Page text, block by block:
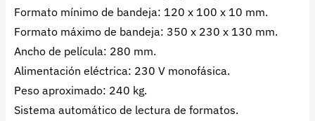
Formato mínimo de bandeja: 120 x 100 x 10 mm.
Formato máximo de bandeja: 350 x 230 x 130 mm.
Ancho de película: 280 mm.
Alimentación eléctrica: 230 V monofásica.
Peso aproximado: 240 kg.
Sistema automático de lectura de formatos.